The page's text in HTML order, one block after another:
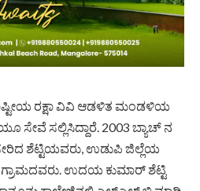
ರಕ್ಷಾ ವಿವಿ ಆಡಳಿತ ಮಂಡಳಿಯ
ಸೇವೆ ಸಲ್ಲಿಸಿದ್ದಾರೆ. 2003 ಬ್ಯಾಚ್ ನ
ಶೆಟ್ಟಿಯವರು, ಉಡುಪಿ ಜಿಲ್ಲೆಯ
ಗ್ರಾಮದವರು. ಉದಯ ಕುಮಾರ್ ಶೆಟ್ಟಿ